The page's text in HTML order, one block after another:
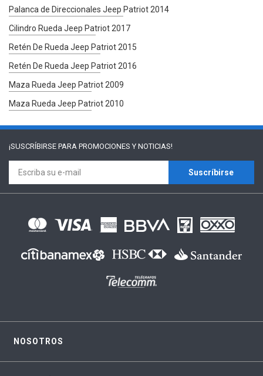
Palanca de Direccionales Jeep Patriot 2014
Cilindro Rueda Jeep Patriot 2017
Retén De Rueda Jeep Patriot 2015
Retén De Rueda Jeep Patriot 2016
Maza Rueda Jeep Patriot 2009
Maza Rueda Jeep Patriot 2010
¡SUSCRÍBIRSE PARA PROMOCIONES Y NOTICIAS!
Suscríbirse
NOSOTROS